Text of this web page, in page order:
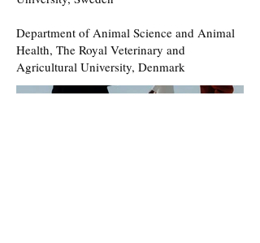
Department of Animal Science and Animal
Health, The Royal Veterinary and
Agricultural University, Denmark